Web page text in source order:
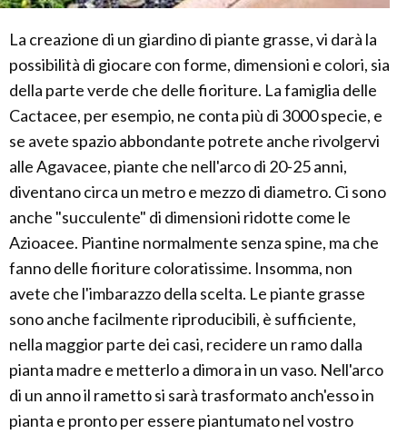
La creazione di un giardino di piante grasse, vi darà la
possibilità di giocare con forme, dimensioni e colori, sia
della parte verde che delle fioriture. La famiglia delle
Cactacee, per esempio, ne conta più di 3000 specie, e
se avete spazio abbondante potrete anche rivolgervi
alle Agavacee, piante che nell'arco di 20-25 anni,
diventano circa un metro e mezzo di diametro. Ci sono
anche "succulente" di dimensioni ridotte come le
Azioacee. Piantine normalmente senza spine, ma che
fanno delle fioriture coloratissime. Insomma, non
avete che l'imbarazzo della scelta. Le piante grasse
sono anche facilmente riproducibili, è sufficiente,
nella maggior parte dei casi, recidere un ramo dalla
pianta madre e metterlo a dimora in un vaso. Nell'arco
di un anno il rametto si sarà trasformato anch'esso in
pianta e pronto per essere piantumato nel vostro